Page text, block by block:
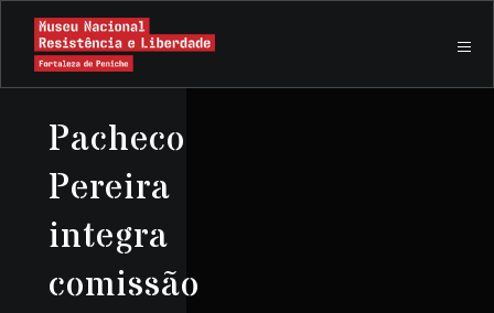
Pacheco
Pereira
integra
comissão